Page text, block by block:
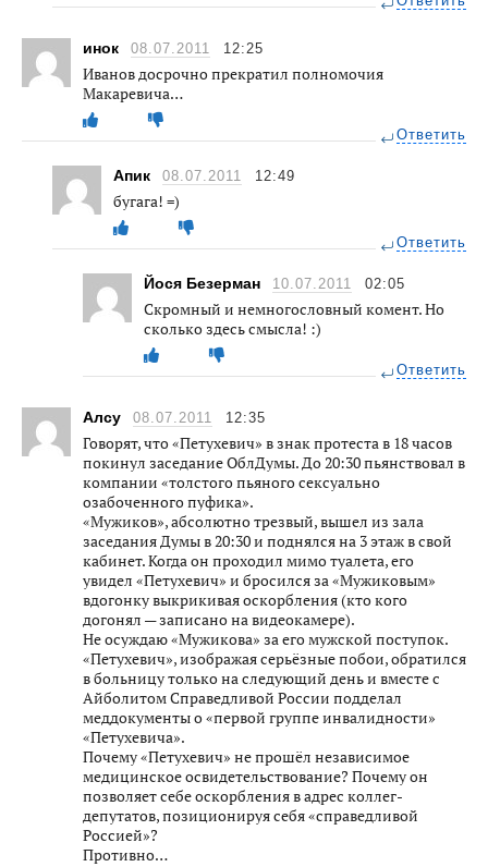
инок 08.07.2011 12:25
Иванов досрочно прекратил полномочия
Макаревича…
Ответить
Апик 08.07.2011 12:49
бугага! =)
Ответить
Йося Безерман 10.07.2011 02:05
Скромный и немногословный комент. Но
сколько здесь смысла! :)
Ответить
Алсу 08.07.2011 12:35
Говорят, что «Петухевич» в знак протеста в 18 часов
покинул заседание ОблДумы. До 20:30 пьянствовал в
компании «толстого пьяного сексуально
озабоченного пуфика».
«Мужиков», абсолютно трезвый, вышел из зала
заседания Думы в 20:30 и поднялся на 3 этаж в свой
кабинет. Когда он проходил мимо туалета, его
увидел «Петухевич» и бросился за «Мужиковым»
вдогонку выкрикивая оскорбления (кто кого
догонял — записано на видеокамере).
Не осуждаю «Мужикова» за его мужской поступок.
«Петухевич», изображая серьёзные побои, обратился
в больницу только на следующий день и вместе с
Айболитом Справедливой России подделал
меддокументы о «первой группе инвалидности»
«Петухевича».
Почему «Петухевич» не прошёл независимое
медицинское освидетельствование? Почему он
позволяет себе оскорбления в адрес коллег-
депутатов, позиционируя себя «справедливой
Россией»?
Противно…